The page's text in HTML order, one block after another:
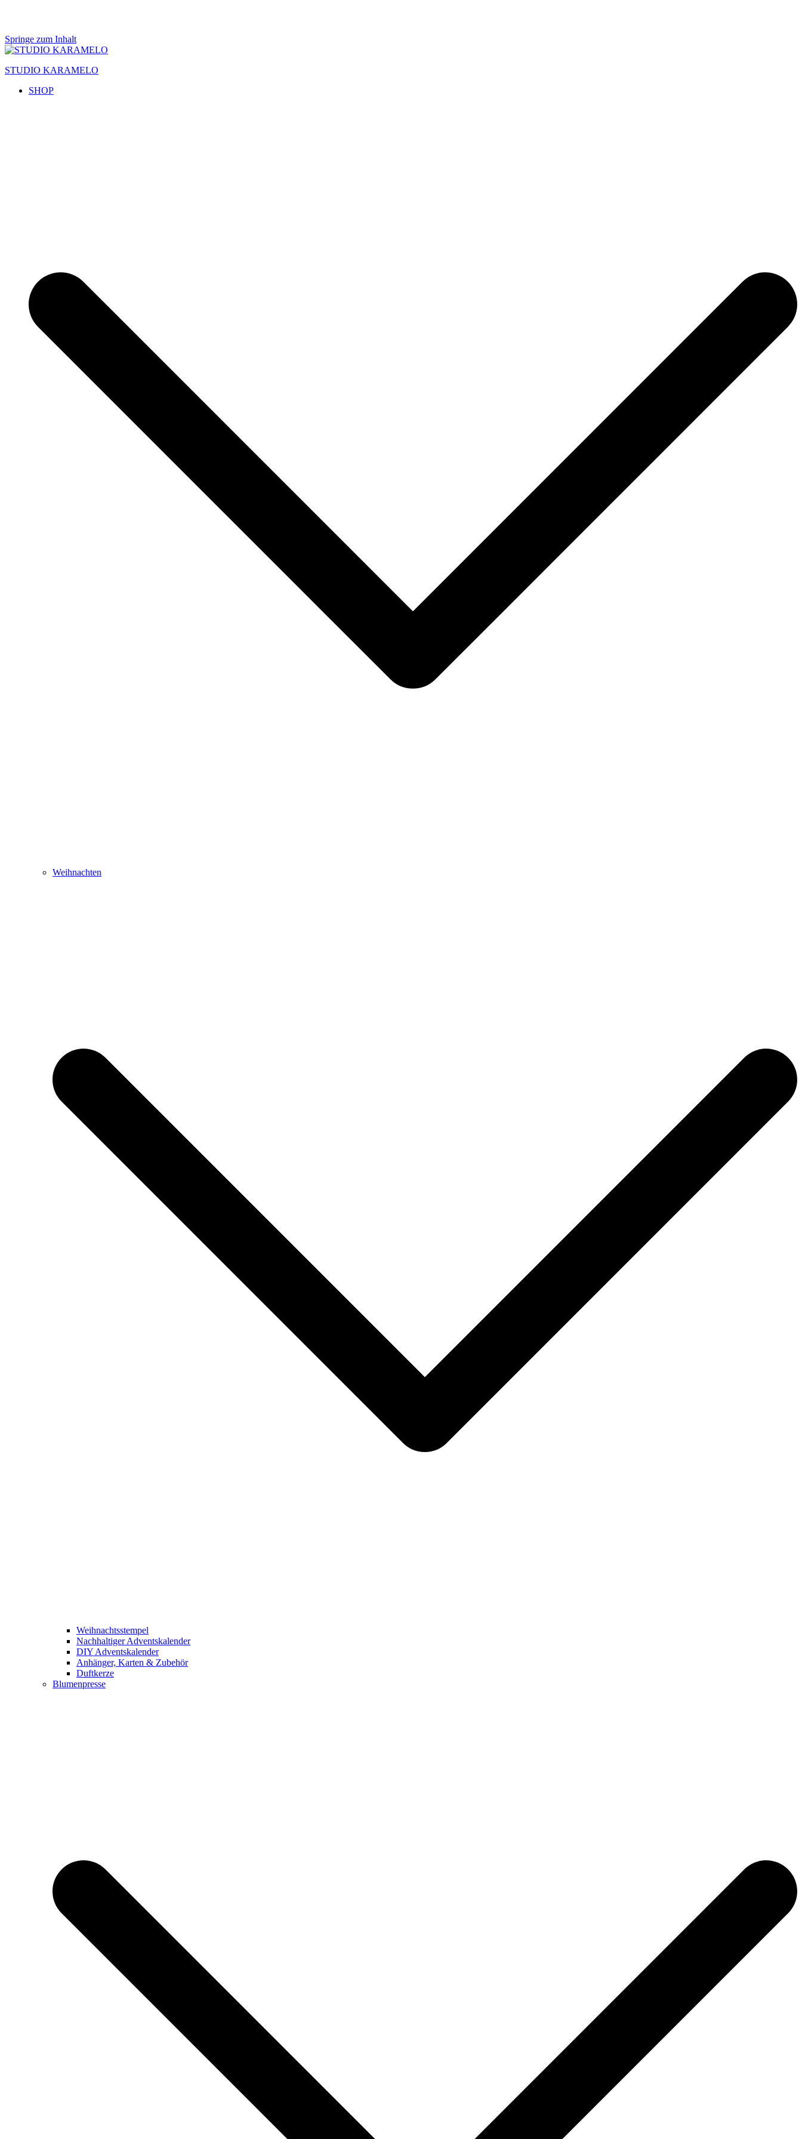
Springe zum Inhalt
STUDIO KARAMELO
SHOP
Weihnachten
Weihnachtsstempel
Nachhaltiger Adventskalender
DIY Adventskalender
Anhänger, Karten & Zubehör
Duftkerze
Blumenpresse